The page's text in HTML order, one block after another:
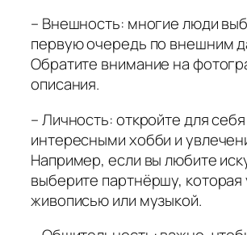
– Внешность: многие люди
первую очередь по внешним
Обратите внимание на
описания.
– Личность: откройте для
интересными хобби и
Например, если вы любите
выберите партнёршу, которая
живописью или музыкой.